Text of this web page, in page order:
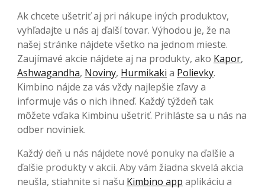
Ak chcete ušetriť aj pri nákupe iných produktov,
vyhľadajte u nás aj ďalší tovar. Výhodou je, že na
našej stránke nájdete všetko na jednom mieste.
Zaujímavé akcie nájdete aj na produkty, ako Kapor,
Ashwagandha, Noviny, Hurmikaki a Polievky.
Kimbino nájde za vás vždy najlepšie zľavy a
informuje vás o nich ihneď. Každý týždeň tak
môžete vďaka Kimbinu ušetriť. Prihláste sa u nás na
odber noviniek.
Každý deň u nás nájdete nové ponuky na ďalšie a
ďalšie produkty v akcii. Aby vám žiadna skvelá akcia
neušla, stiahnite si našu Kimbino app aplikáciu a